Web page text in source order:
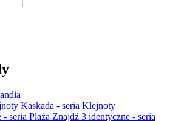
Kaskada - seria Klejnoty
Znajdź 3 identyczne - seria